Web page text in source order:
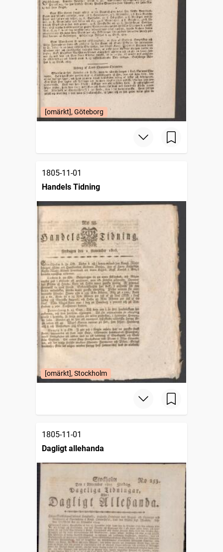
[omärkt], Göteborg
1805-11-01
Handels Tidning
[omärkt], Stockholm
1805-11-01
Dagligt allehanda